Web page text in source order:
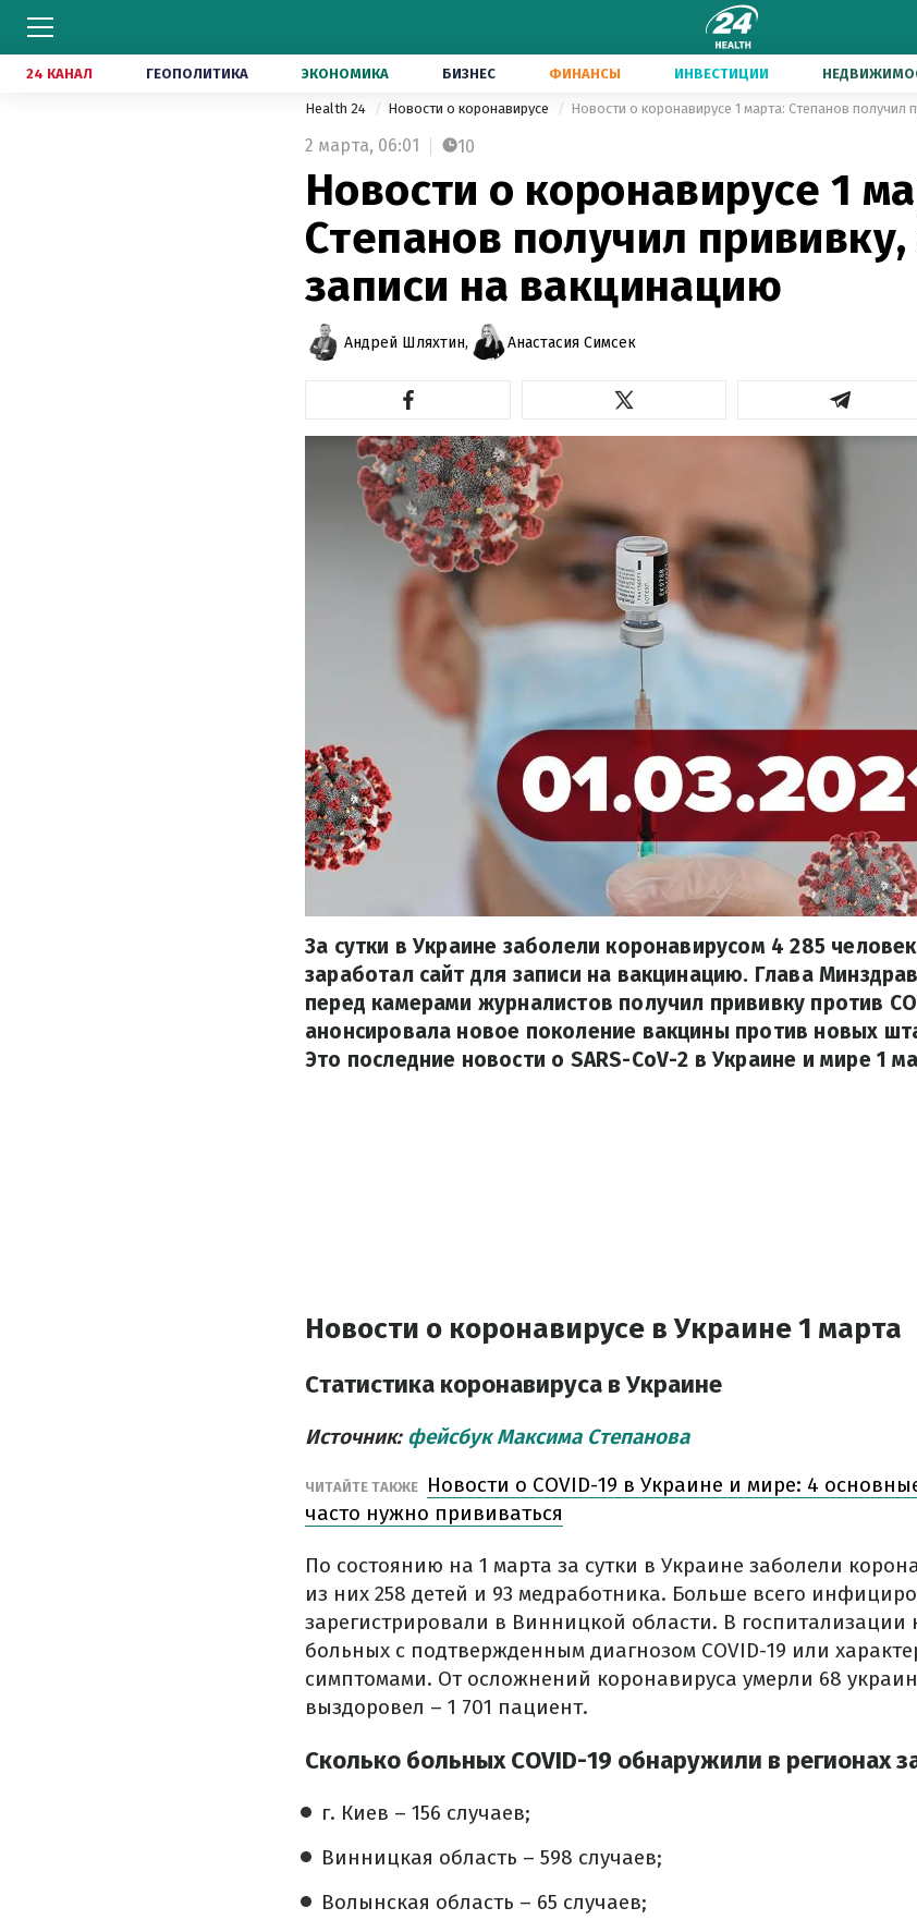
24 КАНАЛ ГЕОПОЛИТИКА ЭКОНОМИКА БИЗНЕС ФИНАНСЫ ИНВЕСТИЦИИ
Health 24 Новости о коронавирусе
2 марта, 06:01 10
Новости о коронавирусе 1
Степанов получил прививку,
записи на вакцинацию
Андрей Шляхтин, Анастасия Симсек
За сутки в Украине заболели коронавирусом 4 285
заработал сайт для записи на вакцинацию. Глава
перед камерами журналистов получил прививку против
анонсировала новое поколение вакцины против новых
Это последние новости о SARS-CoV-2 в Украине и мире 1
Новости о коронавирусе в Украине 1 марта
Статистика коронавируса в Украине
Источник: фейсбук Максима Степанова
ЧИТАЙТЕ ТАКЖЕ
Новости о COVID-19 в Украине и мире: 4
часто нужно прививаться
По состоянию на 1 марта за сутки в Украине заболели
из них 258 детей и 93 медработника. Больше всего
зарегистрировали в Винницкой области. В госпитализации
больных с подтвержденным диагнозом COVID-19 или
симптомами. От осложнений коронавируса умерли 68
выздоровел – 1 701 пациент.
Сколько больных COVID-19 обнаружили в регионах
г. Киев – 156 случаев;
Винницкая область – 598 случаев;
Волынская область – 65 случаев;